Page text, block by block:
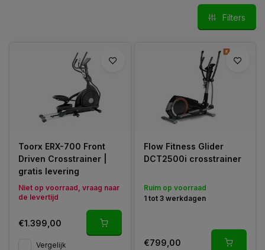
Filters
Toorx ERX-700 Front
Driven Crosstrainer |
gratis levering
Niet op voorraad, vraag naar
de levertijd
€1.399,00
Vergelijk
Flow Fitness Glider
DCT2500i crosstrainer
Ruim op voorraad
1 tot 3 werkdagen
€799,00